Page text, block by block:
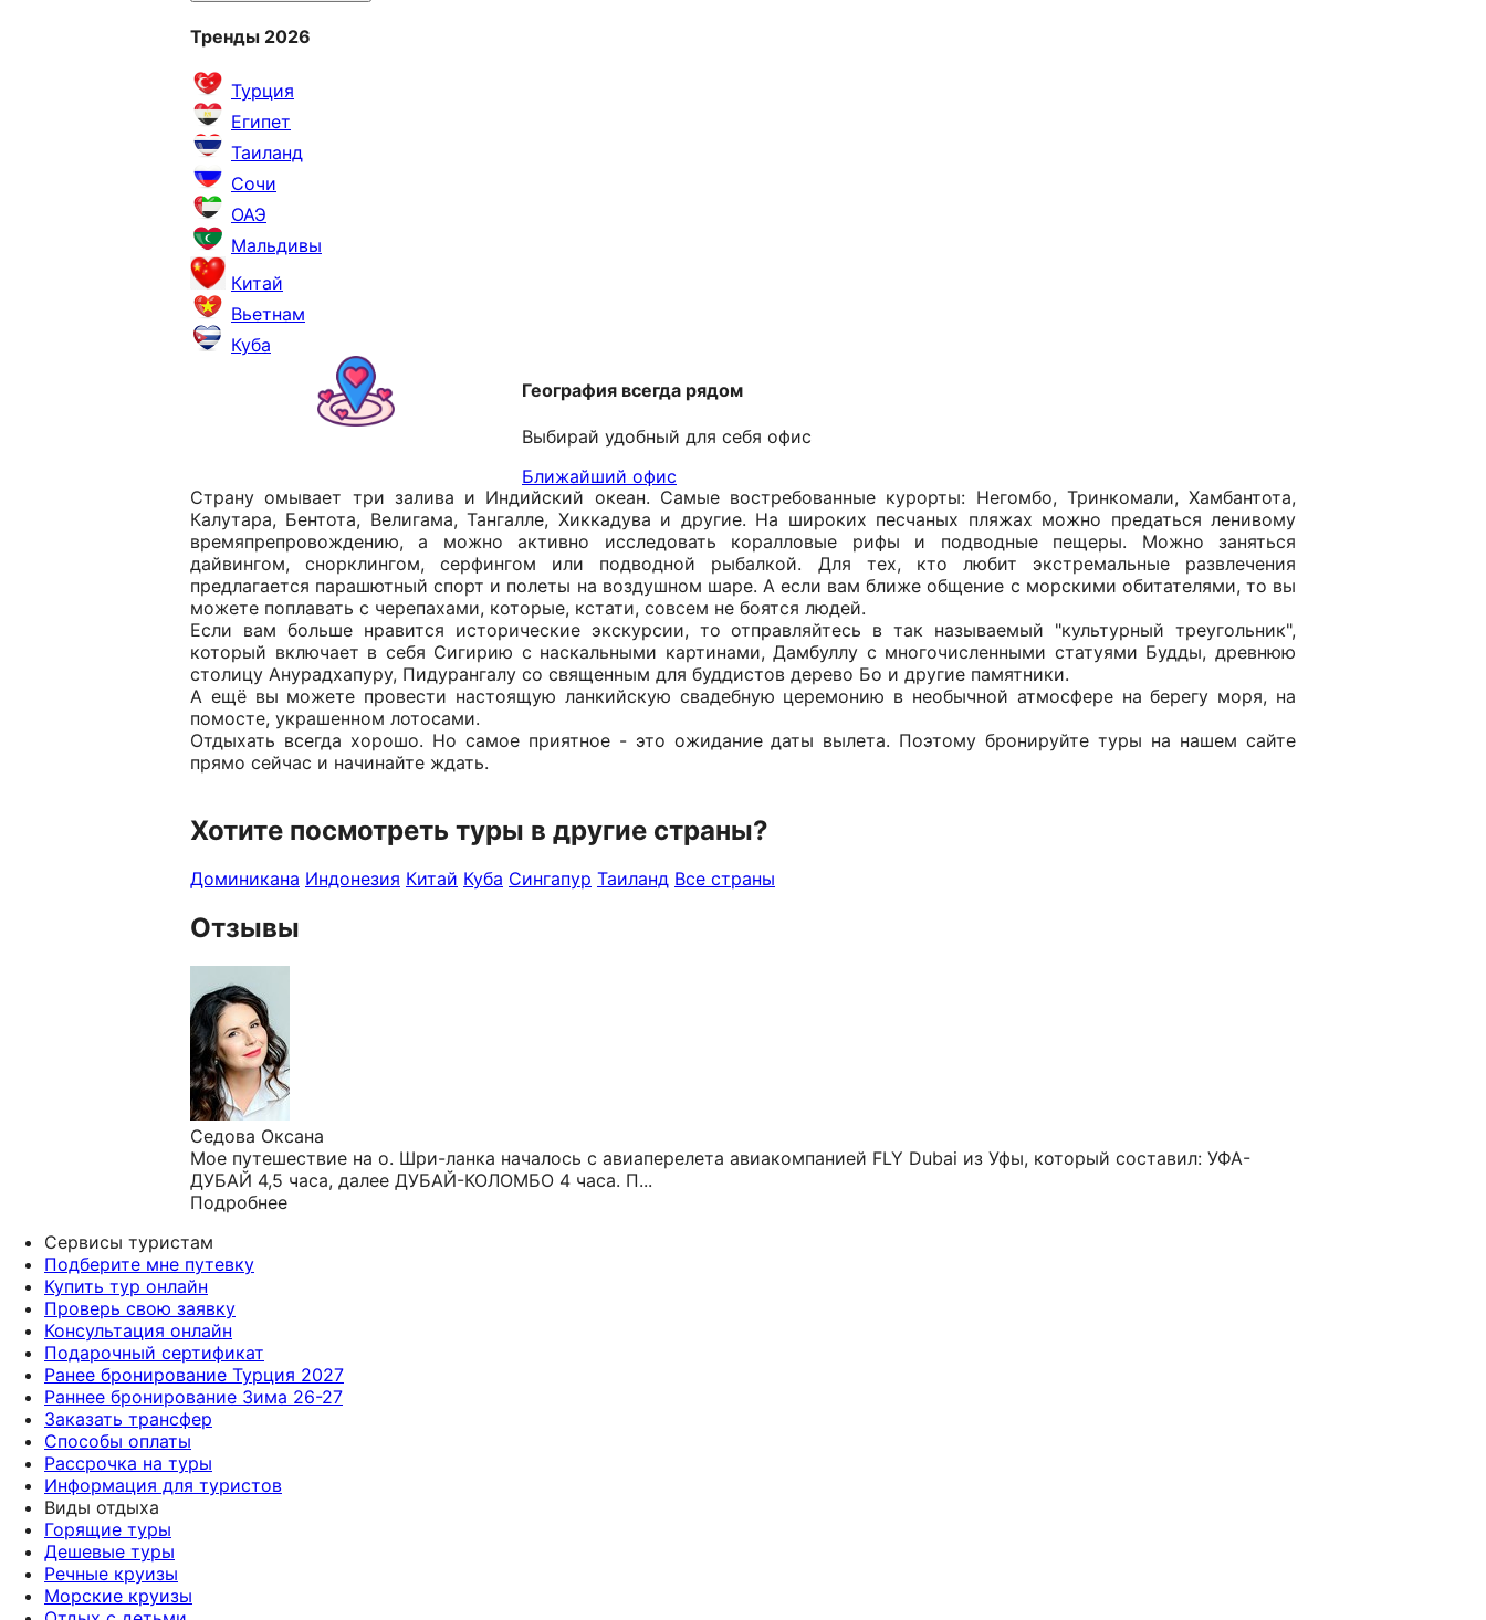
Тренды 2026
Турция
Египет
Таиланд
Сочи
ОАЭ
Мальдивы
Китай
Вьетнам
Куба
География всегда рядом
Выбирай удобный для себя офис
Ближайший офис
Страну омывает три залива и Индийский океан. Самые востребованные курорты: Негомбо, Тринкомали, Хамбантота,
Калутара, Бентота, Велигама, Тангалле, Хиккадува и другие. На широких песчаных пляжах можно предаться ленивому
времяпрепровождению, а можно активно исследовать коралловые рифы и подводные пещеры. Можно заняться
дайвингом, снорклингом, серфингом или подводной рыбалкой. Для тех, кто любит экстремальные развлечения
предлагается парашютный спорт и полеты на воздушном шаре. А если вам ближе общение с морскими обитателями, то вы
можете поплавать с черепахами, которые, кстати, совсем не боятся людей.
Если вам больше нравится исторические экскурсии, то отправляйтесь в так называемый "культурный треугольник",
который включает в себя Сигирию с наскальными картинами, Дамбуллу с многочисленными статуями Будды, древнюю
столицу Анурадхапуру, Пидурангалу со священным для буддистов дерево Бо и другие памятники.
А ещё вы можете провести настоящую ланкийскую свадебную церемонию в необычной атмосфере на берегу моря, на
помосте, украшенном лотосами.
Отдыхать всегда хорошо. Но самое приятное - это ожидание даты вылета. Поэтому бронируйте туры на нашем сайте
прямо сейчас и начинайте ждать.
Хотите посмотреть туры в другие страны?
Доминикана Индонезия Китай Куба Сингапур Таиланд Все страны
Отзывы
Седова Оксана
Мое путешествие на о. Шри-ланка началось с авиаперелета авиакомпанией FLY Dubai из Уфы, который составил: УФА-
ДУБАЙ 4,5 часа, далее ДУБАЙ-КОЛОМБО 4 часа. П...
Подробнее
Сервисы туристам
Подберите мне путевку
Купить тур онлайн
Проверь свою заявку
Консультация онлайн
Подарочный сертификат
Ранее бронирование Турция 2027
Раннее бронирование Зима 26-27
Заказать трансфер
Способы оплаты
Рассрочка на туры
Информация для туристов
Виды отдыха
Горящие туры
Дешевые туры
Речные круизы
Морские круизы